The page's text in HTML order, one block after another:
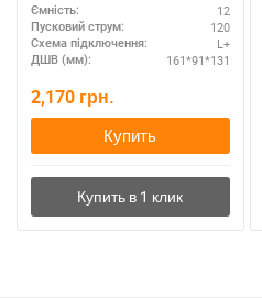
Ємність: 12
Пусковий струм: 120
Схема підключення: L+
ДШВ (мм): 161*91*131
2,170 грн.
Купить